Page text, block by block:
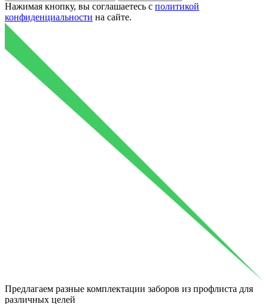
Нажимая кнопку, вы соглашаетесь с политикой
конфиденциальности на сайте.
Предлагаем разные комплектации заборов из профлиста для
различных целей